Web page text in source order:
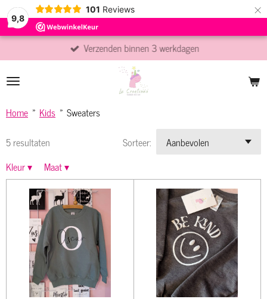
9,8
101 Reviews ×
Verzenden binnen 3 werkdagen
Home » Kids » Sweaters
5 resultaten
Sorteer:
Kleur▾ Maat▾